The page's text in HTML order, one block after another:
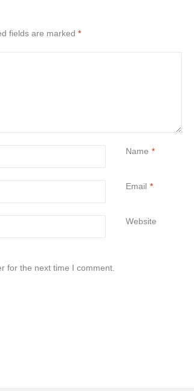
fields are marked *
Name *
Email *
Website
for the next time I comment.